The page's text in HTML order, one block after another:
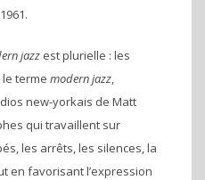
jazz est plurielle : les
terme modern jazz,
new-yorkais de Matt
qui travaillent sur
les arrêts, les silences, la
en favorisant l’expression